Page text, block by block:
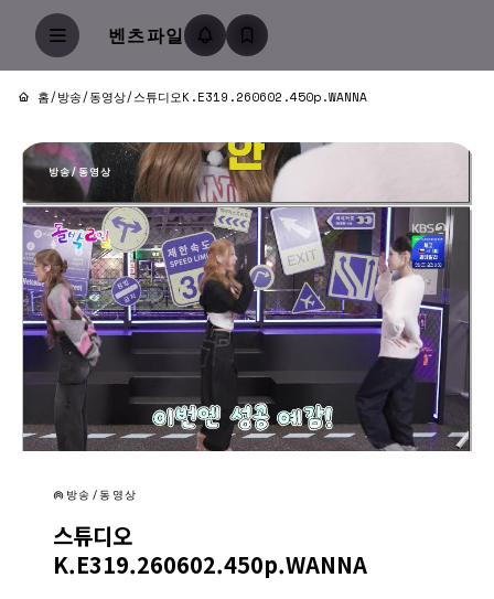
벤츠파일
홈/방송/동영상/스튜디오K.E319.260602.450p.WANNA
방송/동영상
방송/동영상
스튜디오
K.E319.260602.450p.WANNA